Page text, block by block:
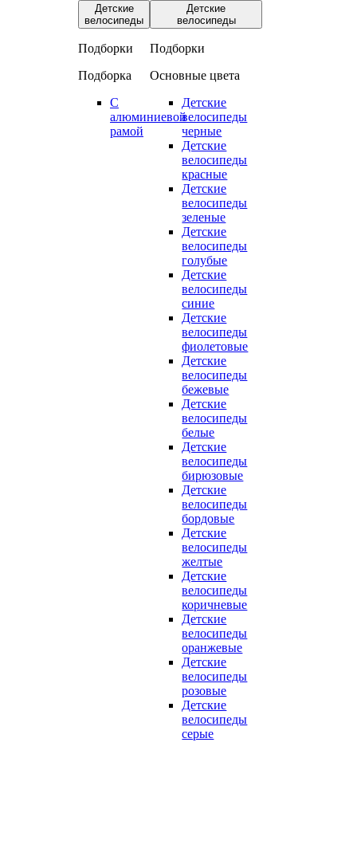
Детские
велосипеды
Подборки
Подборка
С
алюминиевой
рамой
Детские
велосипеды
Подборки
Основные цвета
Детские
велосипеды
черные
Детские
велосипеды
красные
Детские
велосипеды
зеленые
Детские
велосипеды
голубые
Детские
велосипеды
синие
Детские
велосипеды
фиолетовые
Детские
велосипеды
бежевые
Детские
велосипеды
белые
Детские
велосипеды
бирюзовые
Детские
велосипеды
бордовые
Детские
велосипеды
желтые
Детские
велосипеды
коричневые
Детские
велосипеды
оранжевые
Детские
велосипеды
розовые
Детские
велосипеды
серые